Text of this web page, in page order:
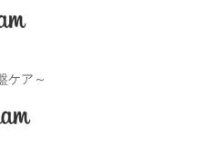
ケア～